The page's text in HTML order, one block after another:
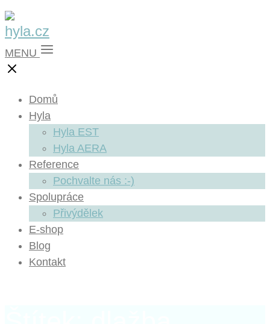
MENU
Domů
Hyla
Hyla EST
Hyla AERA
Reference
Pochvalte nás :-)
Spolupráce
Přivýdělek
E-shop
Blog
Kontakt